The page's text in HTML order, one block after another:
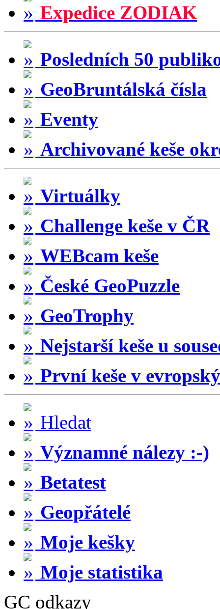
Expedice ZODIAK
Posledních 50
GeoBruntálská čísla
Eventy
Archivované keše
Virtuálky
Challenge keše v ČR
WEBcam keše
České GeoPuzzle
GeoTrophy
Nejstarší keše u
První keše v
Hledat
Významné nálezy :-)
Betatest
Geopřátelé
Moje kešky
Moje statistika
GC odkazy